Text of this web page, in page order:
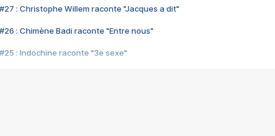
#27 : Christophe Willem raconte "Jacques a dit"
#26 : Chimène Badi raconte "Entre nous"
#25 : Indochine raconte "3e sexe"